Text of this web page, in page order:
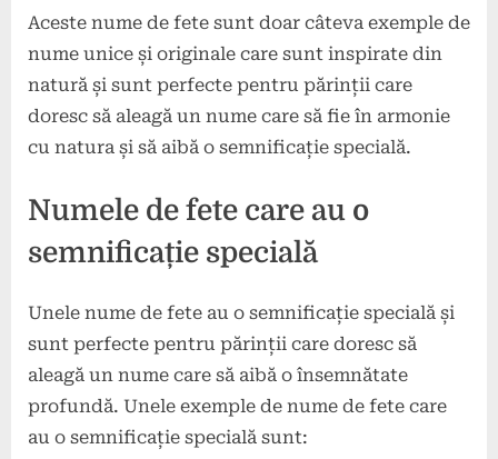
Aceste nume de fete sunt doar câteva exemple de
nume unice și originale care sunt inspirate din
natură și sunt perfecte pentru părinții care
doresc să aleagă un nume care să fie în armonie
cu natura și să aibă o semnificație specială.
Numele de fete care au o
semnificație specială
Unele nume de fete au o semnificație specială și
sunt perfecte pentru părinții care doresc să
aleagă un nume care să aibă o însemnătate
profundă. Unele exemple de nume de fete care
au o semnificație specială sunt: